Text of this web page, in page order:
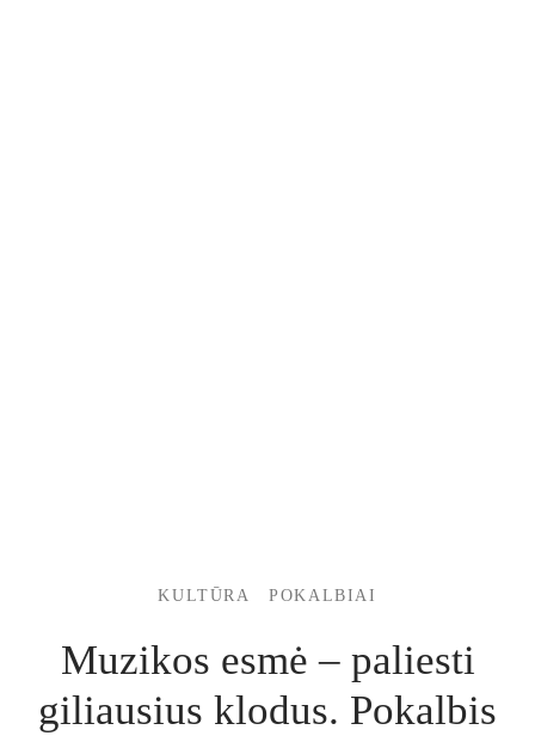
KULTŪRA POKALBIAI
Muzikos esmė – paliesti
giliausius klodus. Pokalbis